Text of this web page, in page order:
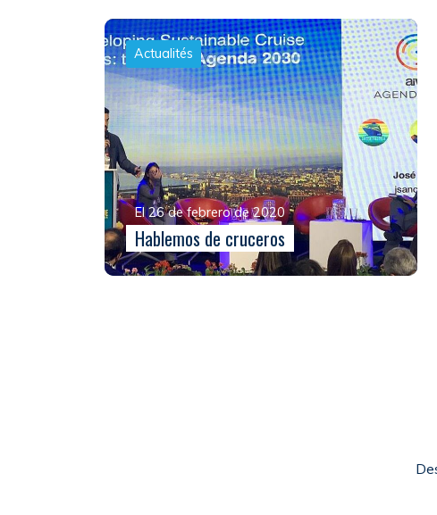
Actualités
El 26 de febrero de 2020
Hablemos de cruceros